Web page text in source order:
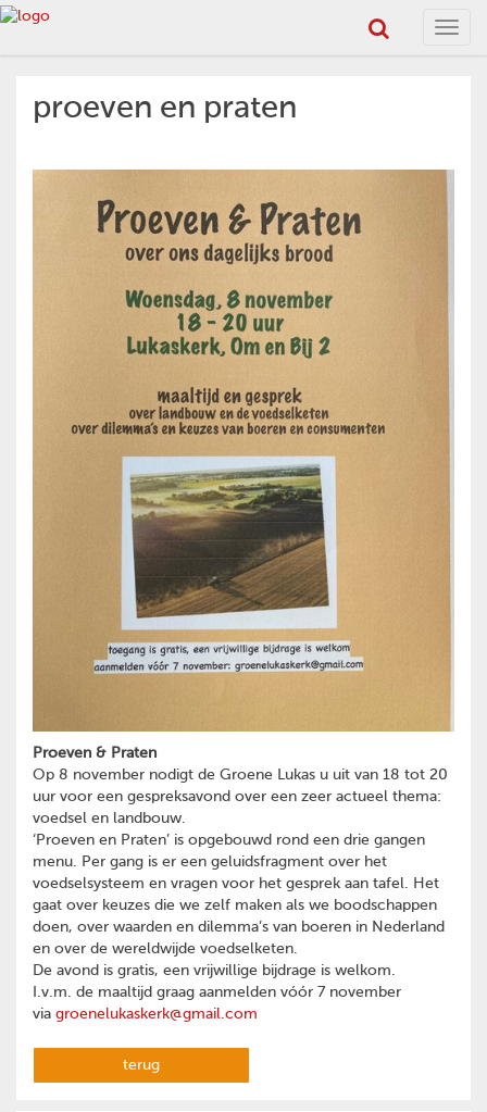
proeven en praten
Proeven & Praten
Op 8 november nodigt de Groene Lukas u uit van 18 tot 20
uur voor een gespreksavond over een zeer actueel thema:
voedsel en landbouw.
‘Proeven en Praten’ is opgebouwd rond een drie gangen
menu. Per gang is er een geluidsfragment over het
voedselsysteem en vragen voor het gesprek aan tafel. Het
gaat over keuzes die we zelf maken als we boodschappen
doen, over waarden en dilemma’s van boeren in Nederland
en over de wereldwijde voedselketen.
De avond is gratis, een vrijwillige bijdrage is welkom.
I.v.m. de maaltijd graag aanmelden vóór 7 november
via groenelukaskerk@gmail.com
terug